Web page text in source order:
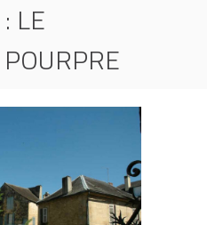
LE
POURPRE